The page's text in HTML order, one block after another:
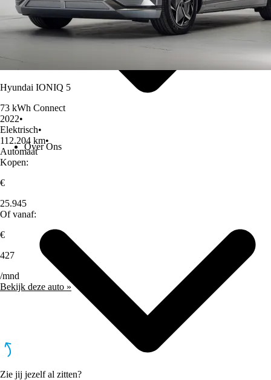
Over Ons
Hyundai IONIQ 5
73 kWh Connect
2022•
Elektrisch•
112.204 km•
Automaat
Kopen:
€
25.945
Of vanaf:
€
427
/mnd
Bekijk deze auto »
Zie jij jezelf al zitten?